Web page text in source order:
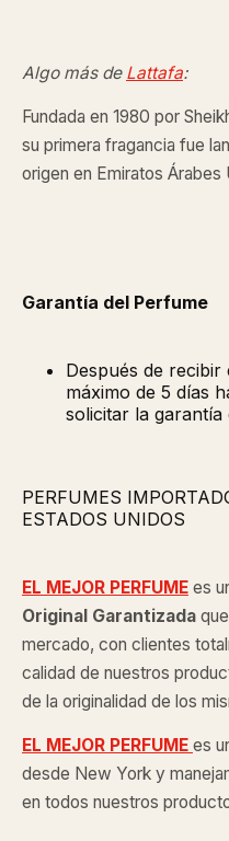
Algo más de Lattafa:
Fundada en 1980 por
su primera fragancia fue
origen en Emiratos Árabes
Garantía del Perfume
Después de
máximo de 5 días
solicitar la garantía
PERFUMES
ESTADOS UNIDOS
EL MEJOR PERFUME es
Original Garantizada
mercado, con clientes
calidad de nuestros
de la originalidad de los
EL MEJOR PERFUME es
desde New York y
en todos nuestros